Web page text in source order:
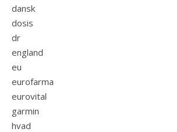
dansk
dosis
dr
england
eu
eurofarma
eurovital
garmin
hvad